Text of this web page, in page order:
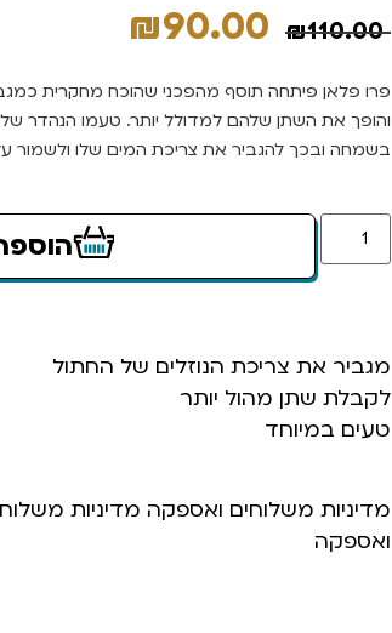
110.00
₪
90.00
₪
בשמחה ובכך להגביר את צריכת המים שלו ולשמור על
מגביר את צריכת הנוזלים של החתול
לקבלת שתן מהול יותר
טעים במיוחד
מדיניות משלוחים ואספקה מדיניות
ואספקה